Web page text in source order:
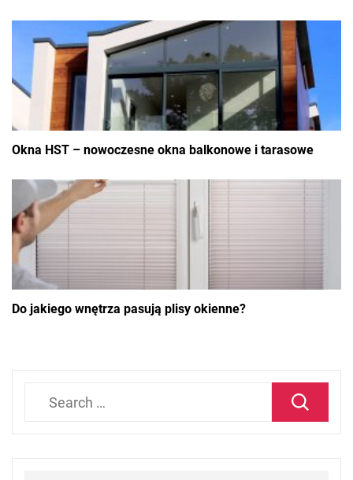
Okna HST – nowoczesne okna balkonowe i tarasowe
Do jakiego wnętrza pasują plisy okienne?